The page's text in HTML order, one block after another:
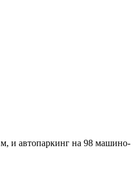
и автопаркинг на 98 машино-